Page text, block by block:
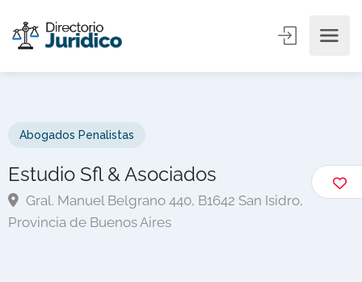
Abogados Penalistas
Estudio Sfl & Asociados
Gral. Manuel Belgrano 440, B1642 San Isidro,
Provincia de Buenos Aires